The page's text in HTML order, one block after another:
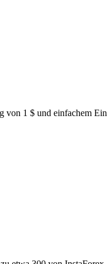
von 1 $ und einfachem